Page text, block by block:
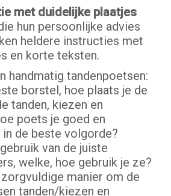
met duidelijke plaatjes
hun persoonlijke advies
heldere instructies met
en korte teksten.
handmatig tandenpoetsen:
borstel, hoe plaats je de
tanden, kiezen en
poets je goed en
de beste volgorde?
van de juiste
welke, hoe gebruik je ze?
manier om de
tanden/kiezen en